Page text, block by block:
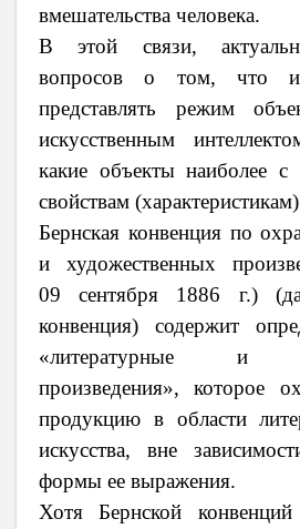
вмешательства человека.
В этой связи,
вопросов о том, что
представлять режим
искусственным
какие объекты наиболее
свойствам
Бернская конвенция по
и художественных
09 сентября 1886 г.)
конвенция) содержит
«литературные и
произведения», которое
продукцию в области
искусства, вне
формы ее выражения.
Хотя Бернской